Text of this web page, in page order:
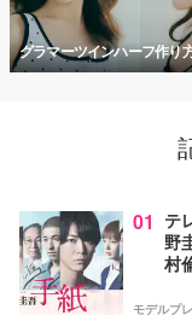
グラマーツインハーフ作り
01 テ
野
村
モデルプ